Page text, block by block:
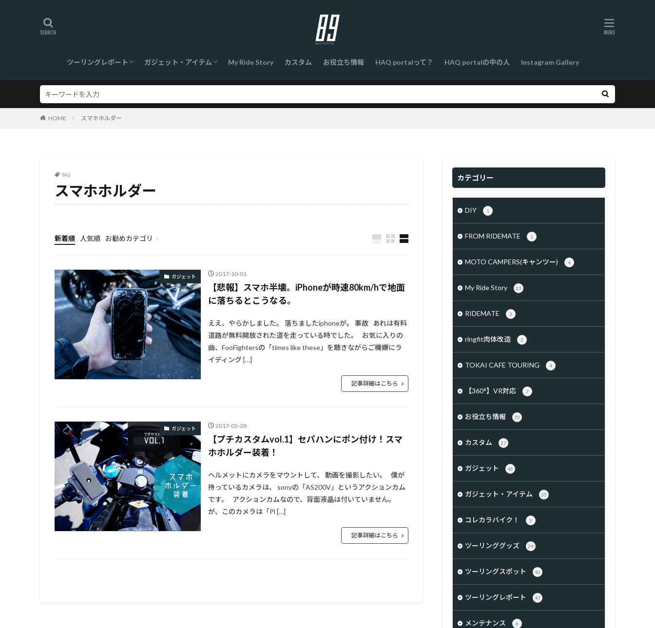
ツーリングレポート
旅ログ
ツーリングスポット
【360°】VR対応
ガジェット・アイテム
ツーリンググッズ
ガジェット
My Ride Story カスタム お役立ち情報 HAQ portalって？ HAQ portalの中の人 Instagram Gallery
HOME スマホホルダー
TAG
スマホホルダー
新着順 人気順
お勧めカテゴリ
TOP
ガジェット 2017-10-01
【悲報】スマホ半壊。iPhoneが時速80km/hで地面
に落ちるとこうなる。
ええ、やらかしました。 落ちましたiphoneが。 事故 あれは有料
道路が無料開放された道を走っている時でした。 お気に入りの
曲、FooFightersの「times like these」を聴きながらご機嫌にラ
イディング […]
記事詳細はこちら
ガジェット 2017-05-28
【プチカスタムvol.1】セパハンにポン付け！スマ
ホホルダー装着！
ヘルメットにカメラをマウントして、 動画を撮影したい。 僕が
持っているカメラは、 sonyの「AS200V」というアクションカム
です。 アクションカムなので、背面液晶は付いていません。
が、このカメラは「Pl […]
記事詳細はこちら
カテゴリー
DIY 1
FROM RIDEMATE 1
MOTO CAMPERS(キャンツー) 4
My Ride Story 23
RIDEMATE 3
ringfit肉体改造 2
TOKAI CAFE TOURING 4
【360°】VR対応 7
お役立ち情報 70
カスタム 27
ガジェット 46
ガジェット・アイテム 35
コレカラバイク！ 5
ツーリンググッズ 29
ツーリングスポット 42
ツーリングレポート 47
メンテナンス 6